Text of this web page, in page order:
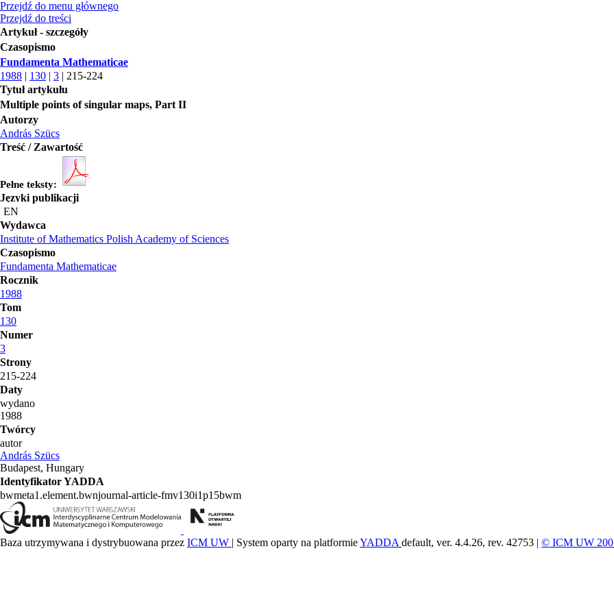
Przejdź do menu głównego
Przejdź do treści
Artykuł - szczegóły
Czasopismo
Fundamenta Mathematicae
1988 | 130 | 3 | 215-224
Tytuł artykułu
Multiple points of singular maps, Part II
Autorzy
András Szücs
Treść / Zawartość
Pełne teksty:
Języki publikacji
EN
Wydawca
Institute of Mathematics Polish Academy of Sciences
Czasopismo
Fundamenta Mathematicae
Rocznik
1988
Tom
130
Numer
3
Strony
215-224
Daty
wydano
1988
Twórcy
autor
András Szücs
Budapest, Hungary
Identyfikator YADDA
bwmeta1.element.bwnjournal-article-fmv130i1p15bwm
Baza utrzymywana i dystrybuowana przez ICM UW | System oparty na platformieYADDA default, ver. 4.4.26, rev. 42753 | © ICM UW